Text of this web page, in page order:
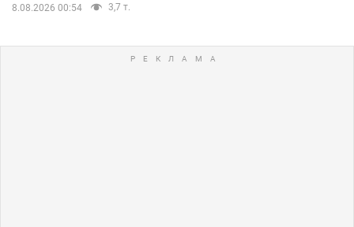
8.08.2026 00:54 3,7 т.